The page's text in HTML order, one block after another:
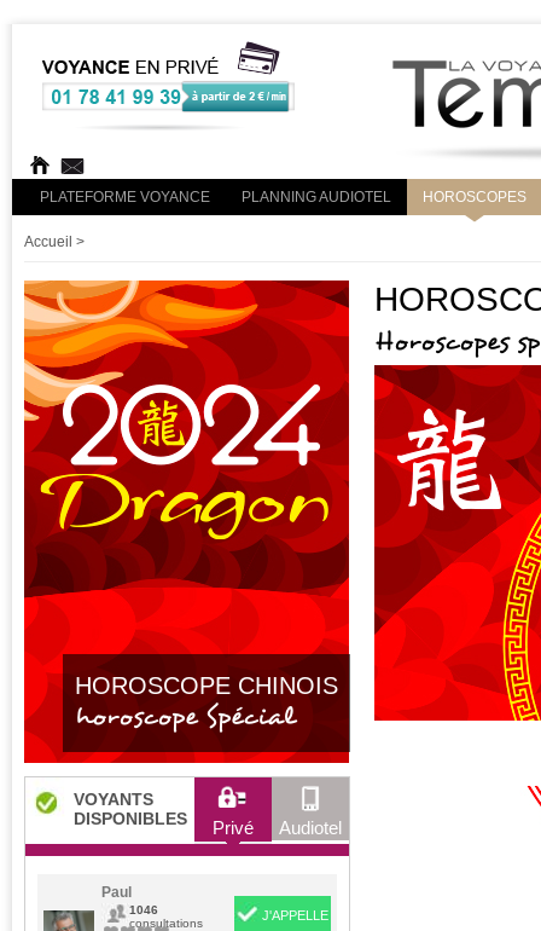
PLATEFORME VOYANCE PLANNING AUDIOTEL HOROSCOPES
Accueil >
HOROSCOPE CHINOIS
horoscope Spécial
VOYANTS
DISPONIBLES
Privé Audiotel
Paul
1046
consultations
J'APPELLE
Horoscopes